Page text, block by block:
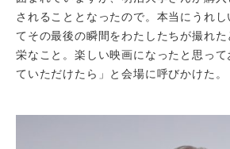
されることとなったので。本当にうれ
てその最後の瞬間をわたしたちが撮れ
栄なこと。楽しい映画になったと思っ
ていただけたら」と会場に呼びかけた。